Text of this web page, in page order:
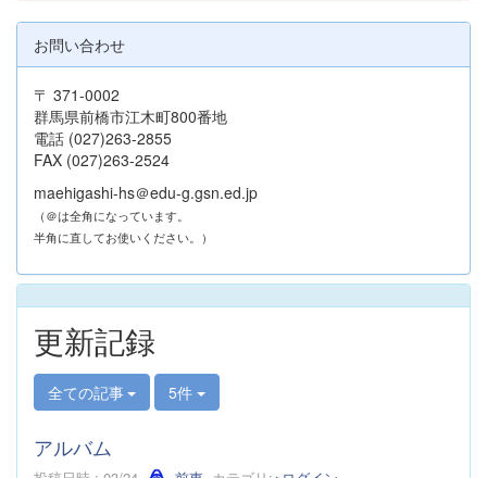
お問い合わせ
〒 371-0002
群馬県前橋市江木町800番地
電話 (027)263-2855
FAX (027)263-2524
maehigashi-hs＠edu-g.gsn.ed.jp
（＠は全角になっています。
半角に直してお使いください。）
更新記録
全ての記事 5件
アルバム